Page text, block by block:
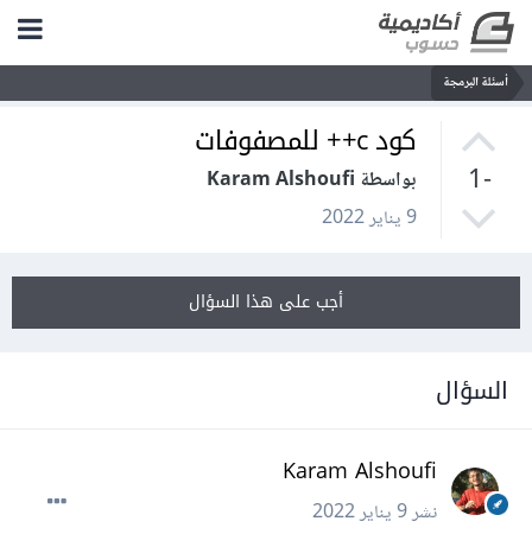
أسئلة البرمجة
-1
كود c++ للمصفوفات
بواسطة Karam Alshoufi
9 يناير 2022
أجب على هذا السؤال
السؤال
Karam Alshoufi
نشر9 يناير 2022